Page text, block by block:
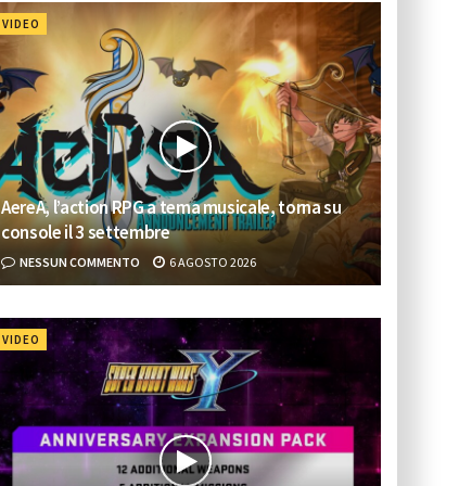
VIDEO
AereA, l’action RPG a tema musicale, torna su
console il 3 settembre
NESSUN COMMENTO 6 AGOSTO 2026
VIDEO